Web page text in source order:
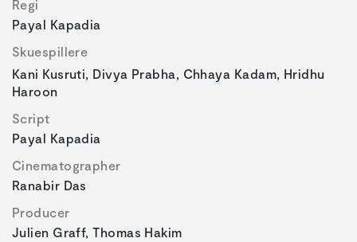
Regi
Payal Kapadia
Skuespillere
Kani Kusruti, Divya Prabha, Chhaya Kadam, Hridhu
Haroon
Script
Payal Kapadia
Cinematographer
Ranabir Das
Producer
Julien Graff, Thomas Hakim